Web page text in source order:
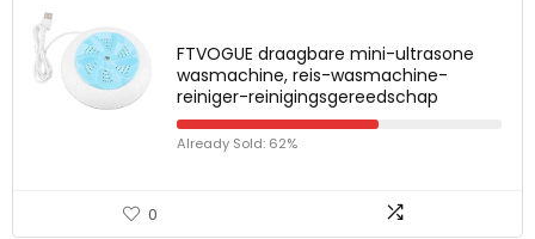
FTVOGUE draagbare mini-ultrasone
wasmachine, reis-wasmachine-
reiniger-reinigingsgereedschap
Already Sold: 62%
0